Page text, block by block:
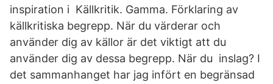
inspiration i Källkritik. Gamma. Förklaring av
källkritiska begrepp. När du värderar och
använder dig av källor är det viktigt att du
använder dig av dessa begrepp. När du inslag? I
det sammanhanget har jag infört en begränsad